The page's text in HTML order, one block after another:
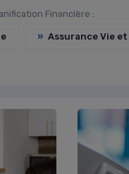
Financière :
» Assurance Vie